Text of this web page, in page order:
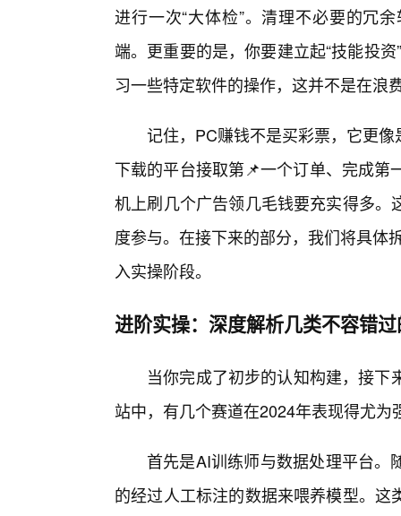
进行一次“大体检”。清理不必要的冗
端。更重要的是，你要建立起“技能投
习一些特定软件的操作，这并不是在浪
记住，PC赚钱不是买彩票，它更
下载的平台接取第📌一个订单、完成
机上刷几个广告领几毛钱要充实得多
度参与。在接下来的部分，我们将具体
入实操阶段。
进阶实操：深度解析几类不容错
当你完成了初步的认知构建，接下
站中，有几个赛道在2024年表现得尤
首先是AI训练师与数据处理平台。
的经过人工标注的数据来喂养模型。